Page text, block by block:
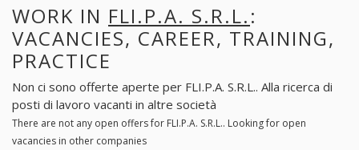
WORK IN FLI.P.A. S.R.L.:
VACANCIES, CAREER, TRAINING,
PRACTICE
Non ci sono offerte aperte per FLI.P.A. S.R.L.. Alla ricerca di
posti di lavoro vacanti in altre società
There are not any open offers for FLI.P.A. S.R.L.. Looking for open
vacancies in other companies